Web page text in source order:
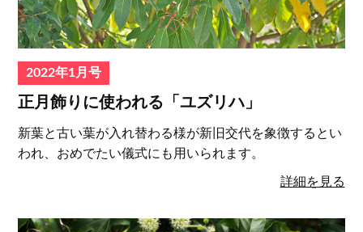
2022年1月号
正月飾りに使われる「ユズリハ」
新葉と古い葉が入れ替わる様が新旧交代を象徴するとい
われ、おめでたい儀式にも用いられます。
詳細を見る